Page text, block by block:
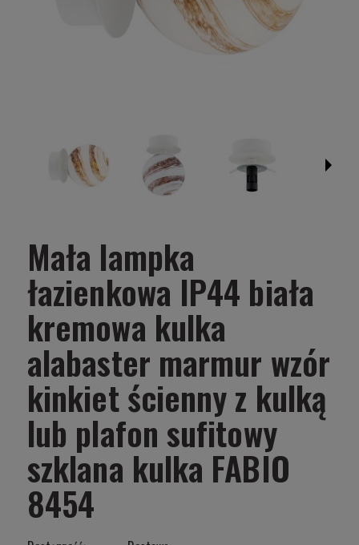
Mała lampka
łazienkowa IP44 biała
kremowa kulka
alabaster marmur wzór
kinkiet ścienny z kulką
lub plafon sufitowy
szklana kulka FABIO
8454